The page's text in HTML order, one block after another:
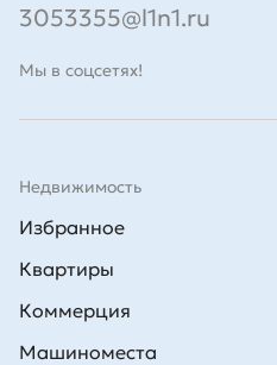
3053355@l1n1.ru
Мы в соцсетях!
Недвижимость
Избранное
Квартиры
Коммерция
Машиноместа